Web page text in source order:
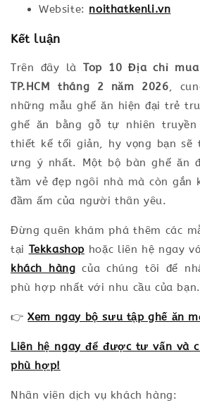
Website: noithatkenli.vn
Kết luận
Trên đây là Top 10 Địa chỉ
TP.HCM tháng 2 năm 2026,
những mẫu ghế ăn hiện đại trẻ
ghế ăn bằng gỗ tự nhiên
thiết kế tối giản, hy vọng bạn sẽ
ưng ý nhất. Một bộ bàn ghế ăn
tầm vẻ đẹp ngôi nhà mà còn gắn
đầm ấm của người thân yêu.
Đừng quên khám phá thêm các
tại Tekkashophoặc liên hệ ngay
khách hàng của chúng tôi để
phù hợp nhất với nhu cầu của bạn.
👉Xem ngay bộ sưu tập ghế ăn
Liên hệ ngay để được tư vấn và
phù hợp!
Nhân viên dịch vụ khách hàng: